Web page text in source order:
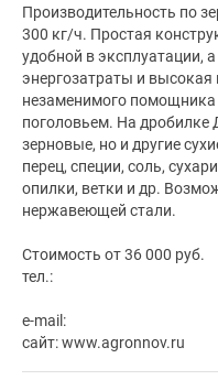
Производительность по
300 кг/ч. Простая
удобной в эксплуатации,
энергозатраты и высокая
незаменимого
поголовьем. На
зерновые, но и другие
перец, специи, соль,
опилки, ветки и др.
нержавеющей стали.
Стоимость от 36 000 руб.
тел.:
e-mail:
сайт: www.agronnov.ru